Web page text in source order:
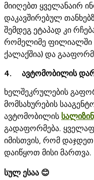
მიიღებთ ყველანაირ
დაკავშირებულ
შემდეგ ეტაპად კი
რომელიმე
ქალაქშია) და
4. ავტომობილის
ხელშეკრულების
მომსახურების
ავტომობილის
გადაფორმება.
იმისთვის, რომ
დაიწყოთ მისი მართვა.
სულ ესაა 😊